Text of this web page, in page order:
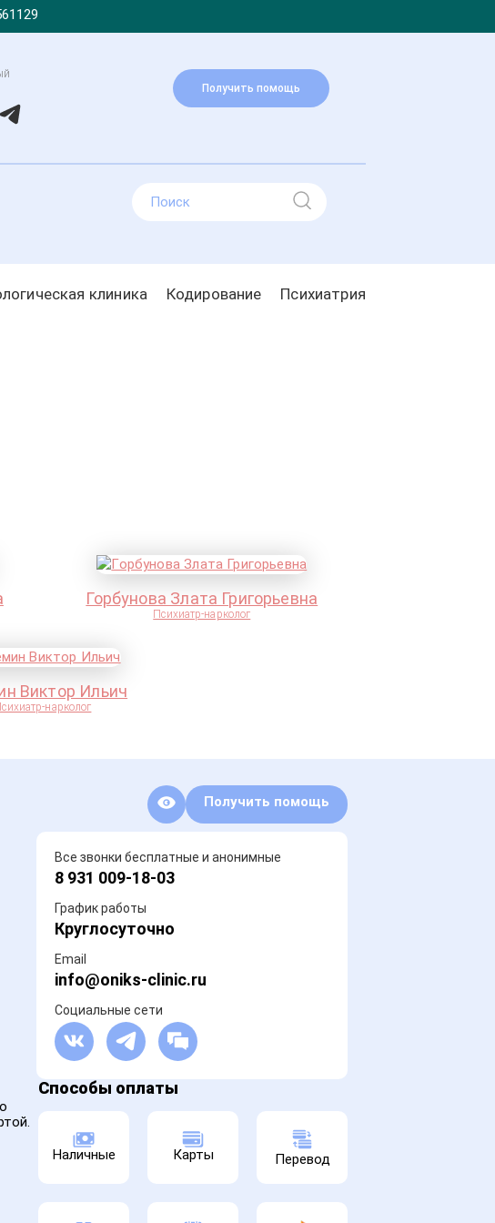
Получить помощь
клиника Кодирование Психиатрия
Горбунова Злата Григорьевна
Психиатр-нарколог
Виктор Ильич
нарколог
Получить помощь
Все звонки бесплатные и анонимные
8 931 009-18-03
График работы
Круглосуточно
Email
info@oniks-clinic.ru
Социальные сети
Способы оплаты
Наличные Карты Перевод